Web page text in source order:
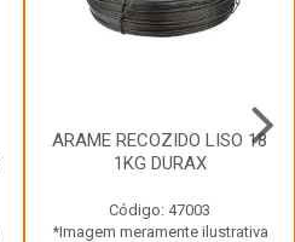
ARAME RECOZIDO LISO 18
1KG DURAX
Código: 47003
*Imagem meramente ilustrativa